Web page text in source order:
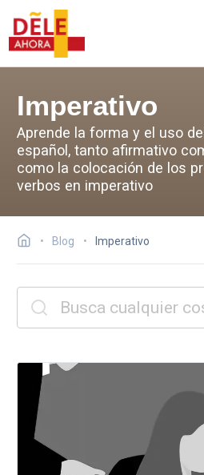
Imperativo
Aprende la forma y el uso
español, tanto afirmativo
como la colocación de los
verbos en imperativo
Blog Imperativo